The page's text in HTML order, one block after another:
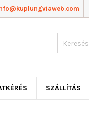
SZÁLLÍTÁS